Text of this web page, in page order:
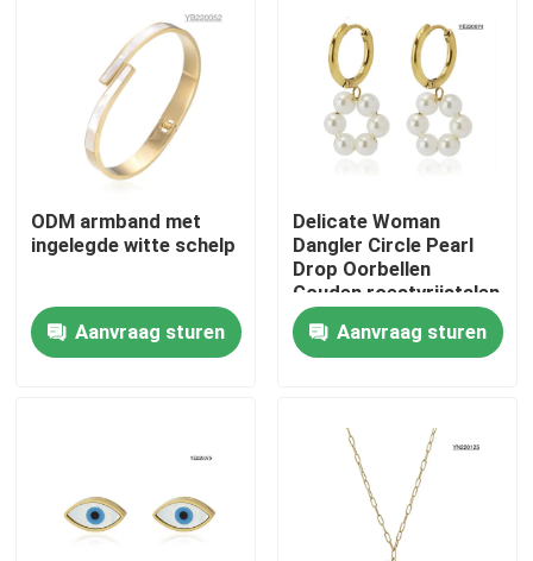
Producten
Armband en armband in voorraad
Een halsketting van roestvrij staal op voorraad
Oornappen in voorraad
ODM armband met
ingelegde witte schelp
Aanvraag sturen
Delicate Woman
Dangler Circle Pearl
Drop Oorbellen
Gouden roestvrijstalen
oorbellen
Aanvraag sturen